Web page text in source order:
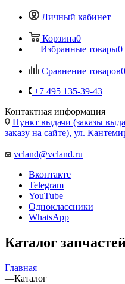
Личный кабинет
Корзина0
Избранные товары0
Сравнение товаров0
+7 495 135-39-43
Контактная информация
Пункт выдачи (заказы
заказу на сайте), ул.
vcland@vcland.ru
Вконтакте
Telegram
YouTube
Одноклассники
WhatsApp
Каталог
Главная
—Каталог